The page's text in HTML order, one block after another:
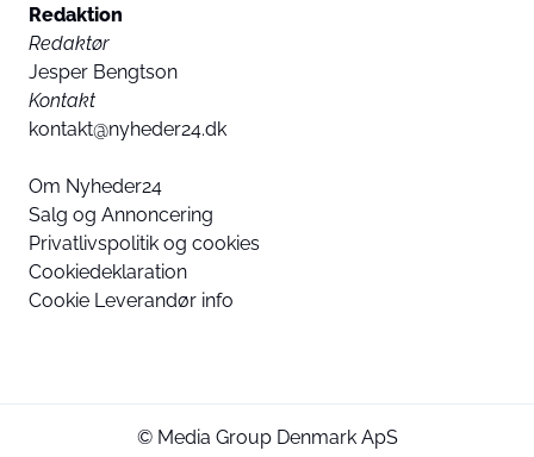
Redaktion
Redaktør
Jesper Bengtson
Kontakt
kontakt@nyheder24.dk
Om Nyheder24
Salg og Annoncering
Privatlivspolitik og cookies
Cookiedeklaration
Cookie Leverandør info
© Media Group Denmark ApS